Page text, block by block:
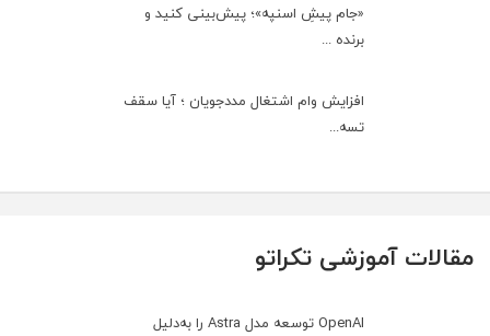
«جام پیشِ اسنپه»؛ پیش‌بینی کنید و
برنده ...
افزایش وام اشتغال مددجویان ؛ آیا سقف
تسه...
مقالات آموزشی تکراتو
OpenAI توسعه مدل Astra را به‌دلیل